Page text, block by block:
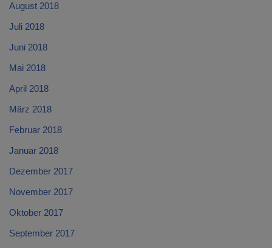
August 2018
Juli 2018
Juni 2018
Mai 2018
April 2018
März 2018
Februar 2018
Januar 2018
Dezember 2017
November 2017
Oktober 2017
September 2017